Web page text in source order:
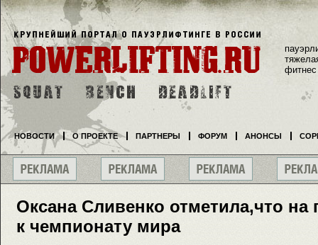
Оксана Сливенко отметила,что
к чемпионату мира
фитнес
НОВОСТИ О ПРОЕКТЕ ПАРТНЕРЫ ФОРУМ АНОНСЫ